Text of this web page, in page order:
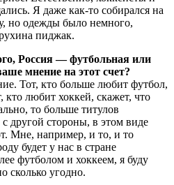
Я даже как-то собирался на
но одежды было немного,
пиджак.
Россия — футбольная или
мнение на этот счет?
Тот, кто больше любит футбол,
кто любит хоккей, скажет, что
то больше титулов
другой стороны, в этом виде
Мне, например, и то, и то
будет у нас в стране
футболом и хоккеем, я буду
сколько угодно.